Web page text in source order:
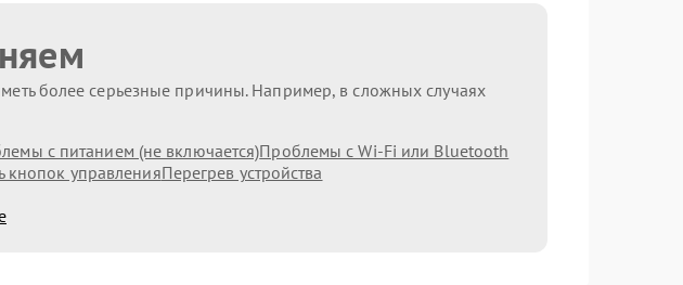
более серьезные причины. Например, в сложных случаях
с питанием (не включается)Проблемы с Wi-Fi или Bluetooth
кнопок управленияПерегрев устройства